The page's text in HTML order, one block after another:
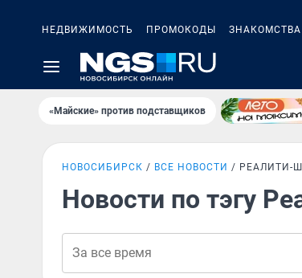
НЕДВИЖИМОСТЬ ПРОМОКОДЫ ЗНАКОМСТВА
«Майские» против подставщиков
НОВОСИБИРСК ВСЕ НОВОСТИ РЕАЛИТИ-
Новости по тэгу